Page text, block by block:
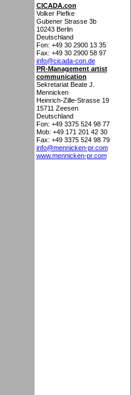
CICADA.con
Volker Piefke
Gubener Strasse 3b
10243 Berlin
Deutschland
Fon: +49 30 2900 13 35
Fax: +49 30 2900 58 97
info@cicada-con.de
PR-Management artist
communication
Sekretariat Beate J.
Mennicken
Heinrich-Zille-Strasse 19
15711 Zeesen
Deutschland
Fon: +49 3375 524 98 77
Mob: +49 171 201 42 30
Fax: +49 3375 524 98 79
info@mennicken-pr.com
www.mennicken-pr.com